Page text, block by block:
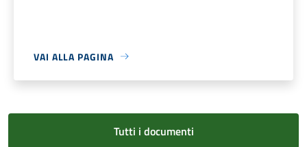
VAI ALLA PAGINA
Tutti i documenti